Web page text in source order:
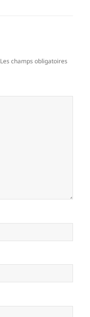
Les champs obligatoires